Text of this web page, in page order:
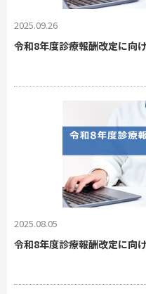
2025.09.26
令和8年度診療報酬改定に向
2025.08.05
令和8年度診療報酬改定に向